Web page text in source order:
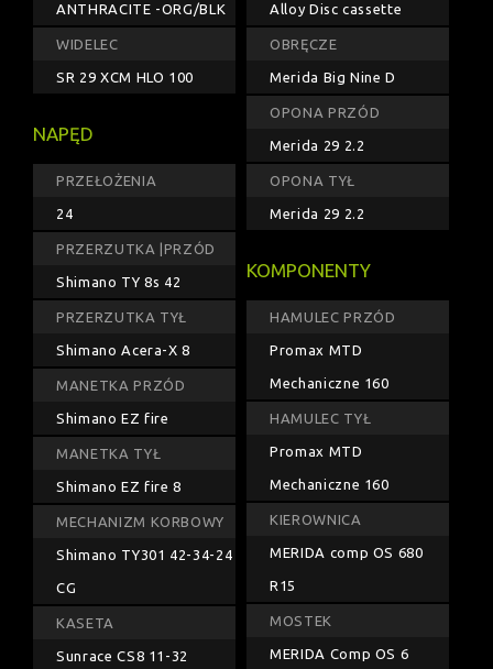
ANTHRACITE -ORG/BLK
WIDELEC
SR 29 XCM HLO 100
NAPĘD
PRZEŁOŻENIA
24
PRZERZUTKA |PRZÓD
Shimano TY 8s 42
PRZERZUTKA TYŁ
Shimano Acera-X 8
MANETKA PRZÓD
Shimano EZ fire
MANETKA TYŁ
Shimano EZ fire 8
MECHANIZM KORBOWY
Shimano TY301 42-34-24
CG
KASETA
Sunrace CS8 11-32
Alloy Disc cassette
OBRĘCZE
Merida Big Nine D
OPONA PRZÓD
Merida 29 2.2
OPONA TYŁ
Merida 29 2.2
KOMPONENTY
HAMULEC PRZÓD
Promax MTD
Mechaniczne 160
HAMULEC TYŁ
Promax MTD
Mechaniczne 160
KIEROWNICA
MERIDA comp OS 680
R15
MOSTEK
MERIDA Comp OS 6